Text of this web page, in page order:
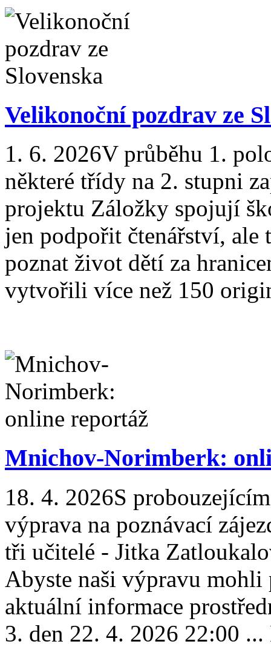
Velikonoční pozdrav ze
1. 6. 2026V průběhu 1.
některé třídy na 2. stupni
projektu Záložky spojují
jen podpořit čtenářství, ale
poznat život dětí za
vytvořili více než 150
Mnichov-Norimberk:
18. 4. 2026S
výprava na poznávací
tři učitelé - Jitka
Abyste naši výpravu mohli
aktuální informace
3. den 22. 4. 2026 22:00 ...